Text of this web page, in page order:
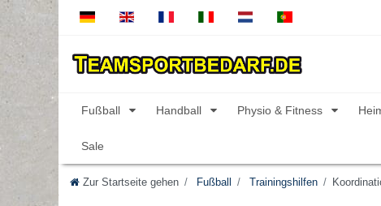
Fußball Handball Physio & Fitness
Sale
Zur Startseite gehen Fußball Trainingshilfen